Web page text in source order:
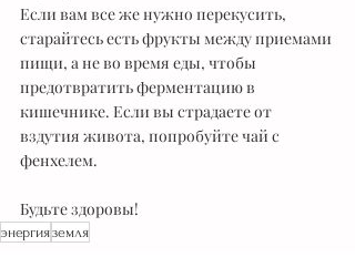
Если вам все же нужно перекусить,
старайтесь есть фрукты между приемами
пищи, а не во время еды, чтобы
предотвратить ферментацию в
кишечнике. Если вы страдаете от
вздутия живота, попробуйте чай с
фенхелем.
Будьте здоровы!
энергияземля